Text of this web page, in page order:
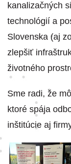
kanalizačných
technológií a
Slovenska (aj
zlepšiť
životného
Sme radi, že
ktoré spája
inštitúcie aj